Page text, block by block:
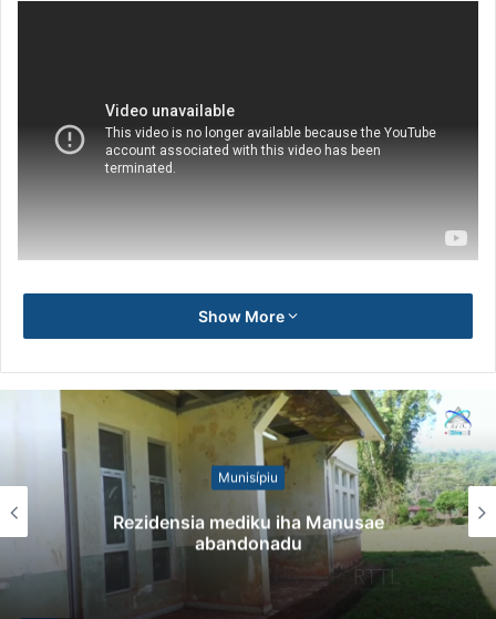
Show More
Munisípiu
Rezidensia mediku iha Manusae
abandonadu